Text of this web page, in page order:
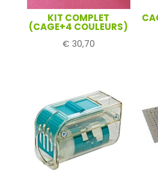
KIT COMPLET
(CAGE+4 COULEURS)
€ 30,70